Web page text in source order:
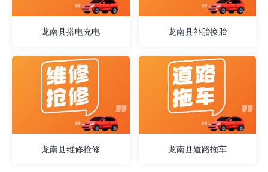
龙南县搭电充电 龙南县补胎换胎
龙南县维修抢修 龙南县道路拖车